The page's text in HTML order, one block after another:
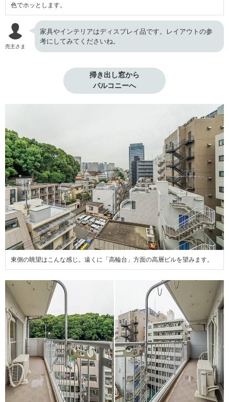
色でホッとします。
売主さま
家具やインテリアはディスプレイ品です。レイアウトの参
考にしてみてくださいね。
掃き出し窓から
バルコニーへ
東側の眺望はこんな感じ。遠くに「高輪台」方面の高層ビルを望みます。